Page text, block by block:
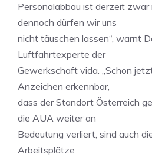
Personalabbau ist derzeit zwar
dennoch dürfen wir uns
nicht täuschen lassen“, warnt
Luftfahrtexperte der
Gewerkschaft vida. „Schon
Anzeichen erkennbar,
dass der Standort Österreich
die AUA weiter an
Bedeutung verliert, sind auch
Arbeitsplätze